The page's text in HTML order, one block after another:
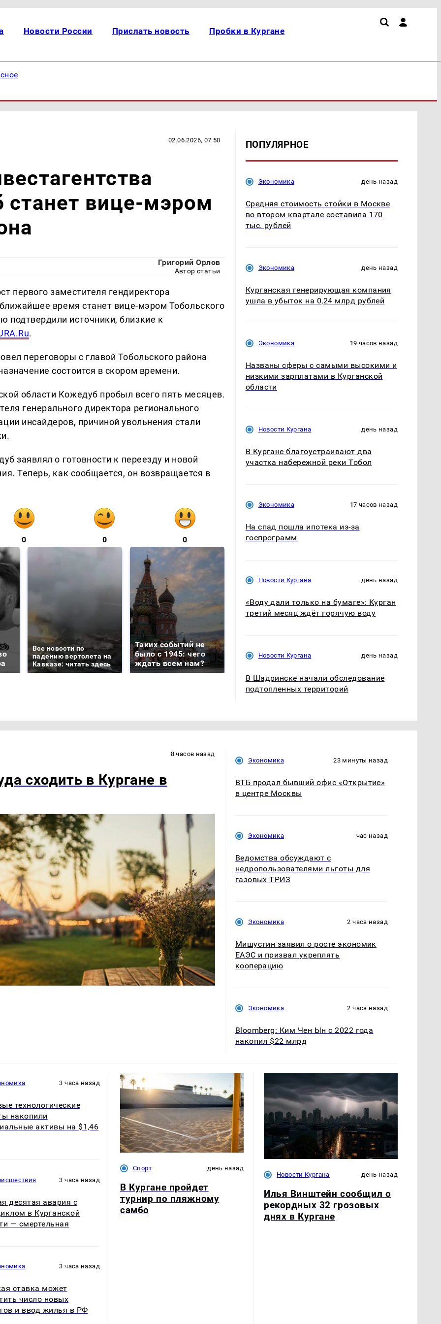
Новости России Прислать новость Пробки в Кургане
02.06.2026, 07:50
станет вице-мэром
Григорий Орлов
Автор статьи
первого заместителя гендиректора
время станет вице-мэром Тобольского
источники, близкие к
.
переговоры с главой Тобольского района
состоится в скором времени.
области Кожедуб пробыл всего пять месяцев.
генерального директора регионального
инсайдеров, причиной увольнения стали
заявлял о готовности к переезду и новой
Теперь, как сообщается, он возвращается в
0 0 0
Все новости по
падению вертолета на
Кавказе: читать здесь
Таких событий не
было с 1945: чего
ждать всем нам?
ажиотаж из-за этого
машину напали и
ПОПУЛЯРНОЕ
Экономика день назад
Средняя стоимость стойки в Москве
во втором квартале составила 170
тыс. рублей
Экономика день назад
Курганская генерирующая компания
ушла в убыток на 0,24 млрд рублей
Экономика 19 часов назад
Названы сферы с самыми высокими и
низкими зарплатами в Курганской
области
Новости Кургана день назад
В Кургане благоустраивают два
участка набережной реки Тобол
Экономика 17 часов назад
На спад пошла ипотека из-за
госпрограмм
Новости Кургана день назад
«Воду дали только на бумаге»: Курган
третий месяц ждёт горячую воду
Новости Кургана день назад
В Шадринске начали обследование
подтопленных территорий
8 часов назад
сходить в Кургане в
Экономика 23 минуты назад
ВТБ продал бывший офис «Открытие»
в центре Москвы
Экономика час назад
Ведомства обсуждают с
недропользователями льготы для
газовых ТРИЗ
Экономика 2 часа назад
Мишустин заявил о росте экономик
ЕАЭС и призвал укреплять
кооперацию
Экономика 2 часа назад
Bloomberg: Ким Чен Ын с 2022 года
накопил $22 млрд
3 часа назад
технологические
накопили
активы на $1,46
3 часа назад
десятая авария с
в Курганской
— смертельная
3 часа назад
ставка может
число новых
и ввод жилья в РФ
Спорт день назад
В Кургане пройдет
турнир по пляжному
самбо
Новости Кургана день назад
Илья Винштейн сообщил о
рекордных 32 грозовых
днях в Кургане